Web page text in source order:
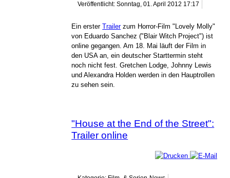
Veröffentlicht: Sonntag, 01. April 2012 17:17
Ein ersterTrailerzum Horror-Film "Lovely Molly"
von Eduardo Sanchez ("Blair Witch Project") ist
online gegangen. Am 18. Mai läuft der Film in
den USA an, ein deutscher Starttermin steht
noch nicht fest. Gretchen Lodge, Johnny Lewis
und Alexandra Holden werden in den Hauptrollen
zu sehen sein.
"House at the End of the Street":
Trailer online